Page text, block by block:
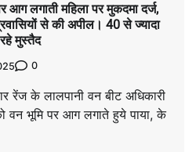
आग लगाती महिला पर मुकदमा दर्ज,
से की अपील। 40 से ज्यादा
मुस्तैद
0
रेंज के लालपानी वन बीट अधिकारी
वन भूमि पर आग लगाते हुये पाया, के